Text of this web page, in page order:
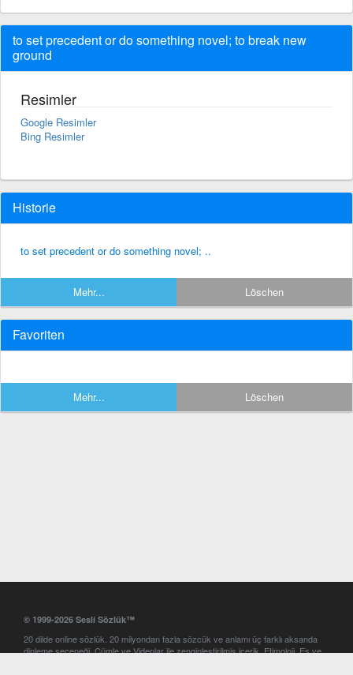
to set precedent or do something novel; to break new
ground
Resimler
Google Resimler
Bing Resimler
Historie
to set precedent or do something novel; ..
Mehr... Löschen
Favoriten
Mehr... Löschen
© 1999-2026 Sesli Sözlük™
20 dilde online sözlük. 20 milyondan fazla sözcük ve anlamı üç farklı aksanda
dinleme seçeneği. Cümle ve Videolar ile zenginleştirilmiş içerik. Etimoloji, Eş ve